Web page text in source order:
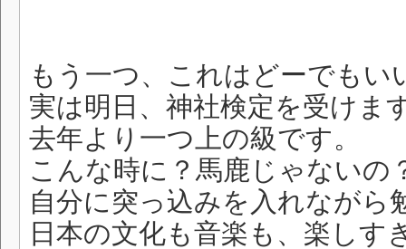
もう一つ、これはどーでもい
実は明日、神社検定を受けま
去年より一つ上の級です。
こんな時に？馬鹿じゃないの
自分に突っ込みを入れながら
日本の文化も音楽も、楽しす